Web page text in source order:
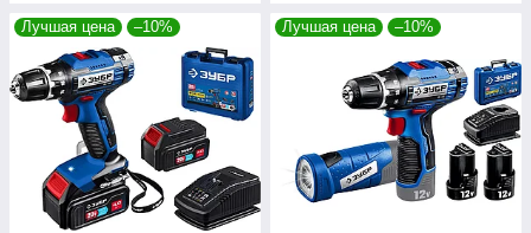
Лучшая цена –10% Лучшая цена –10%